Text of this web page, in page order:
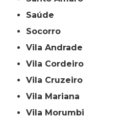
Saúde
Socorro
Vila Andrade
Vila Cordeiro
Vila Cruzeiro
Vila Mariana
Vila Morumbi